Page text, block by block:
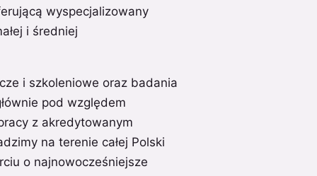
wyspecjalizowany
i średniej
i szkoleniowe oraz badania
pod względem
z akredytowanym
na terenie całej Polski
o najnowocześniejsze